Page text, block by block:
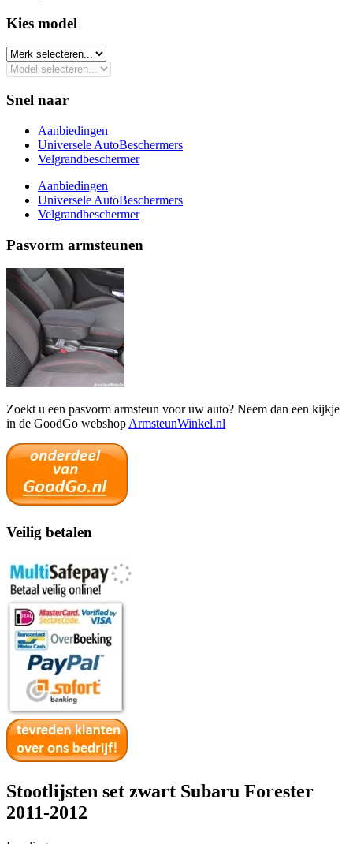
Kies model​
Snel naar
Aanbiedingen
Universele AutoBeschermers
Velgrandbeschermer
Aanbiedingen
Universele AutoBeschermers
Velgrandbeschermer
Pasvorm armsteunen
Zoekt u een pasvorm armsteun voor uw auto? Neem dan een kijkje
in de GoodGo webshop ArmsteunWinkel.nl
Veilig betalen
Stootlijsten set zwart Subaru Forester
2011-2012